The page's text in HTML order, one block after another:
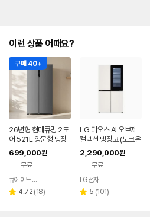
이런 상품 어때요?
구매 40+
26년형 현대큐밍 2도
어 521L 양문형 냉장
고 실버 가정용 사무실
QRSE52TSS3Y
699,000원
무료
큐에이드 스토어
별 4.72 리
(18)
LG 디오스 AI 오브제
컬렉션 냉장고 (노크온
매직스페이스) T876
MEE412
2,290,000원
무료
LG전자
별 5 리
(101)